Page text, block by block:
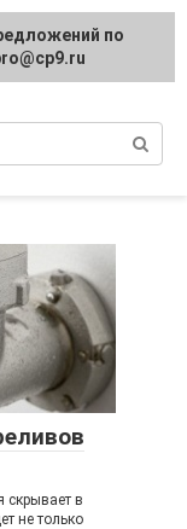
скрывает в
не только
по